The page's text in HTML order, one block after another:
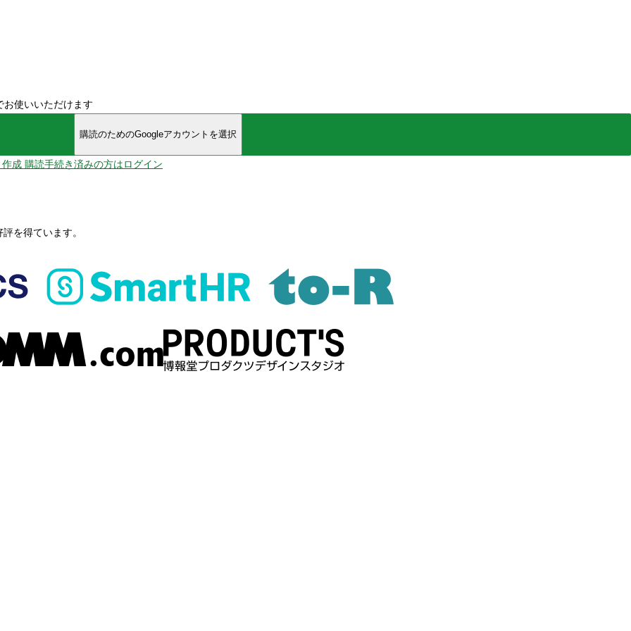
使いいただけます
購読のためのGoogleアカウントを選択
成 購読手続き済みの方はログイン
を得ています。